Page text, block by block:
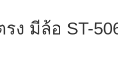
ง มีล้อ ST-